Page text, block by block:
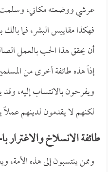
عرشي ووضعته مكاني، وسلمت
فهكذا مقاييس البشر، فما بالك
أن يحقق هذا الحب بالعمل
إذاً هذه طائفة أخرى من
ويفرحون بالانتساب إليه،
لكنهم لا يقدمون لدينهم
طائفة الانسلاخ والاغترار
وممن ينتسبون إلى هذه الأمة،